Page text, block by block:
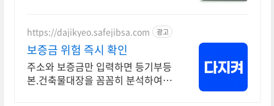
https://dajikyeo.safejibsa.com 광고
보증금 위험 즉시 확인
주소와 보증금만 입력하면 등기부등
본.건축물대장을 꼼꼼히 분석하여 한